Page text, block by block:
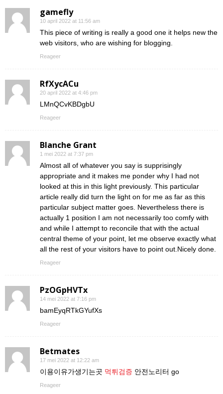
gamefly
10 april 2022 at 11:56 am
This piece of writing is really a good one it helps new the
web visitors, who are wishing for blogging.
Reageer
RfXycACu
20 april 2022 at 4:46 pm
LMnQCvKBDgbU
Reageer
Blanche Grant
1 mei 2022 at 7:37 pm
Almost all of whatever you say is supprisingly
appropriate and it makes me ponder why I had not
looked at this in this light previously. This particular
article really did turn the light on for me as far as this
particular subject matter goes. Nevertheless there is
actually 1 position I am not necessarily too comfy with
and while I attempt to reconcile that with the actual
central theme of your point, let me observe exactly what
all the rest of your visitors have to point out.Nicely done.
Reageer
PzOGpHVTx
14 mei 2022 at 7:16 pm
bamEyqRTkGYufXs
Reageer
Betmates
17 mei 2022 at 12:22 am
이용이유가생기는곳 먹튀검증 안전노리터 go
Reageer